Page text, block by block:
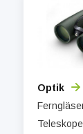
Optik
Teleskope